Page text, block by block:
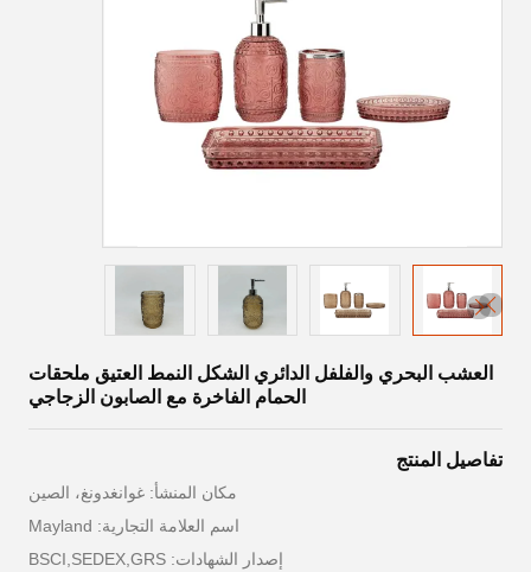
العشب البحري والفلفل الدائري الشكل النمط العتيق ملحقات
الحمام الفاخرة مع الصابون الزجاجي
تفاصيل المنتج
مكان المنشأ: غوانغدونغ، الصين
اسم العلامة التجارية: Mayland
إصدار الشهادات: BSCI,SEDEX,GRS